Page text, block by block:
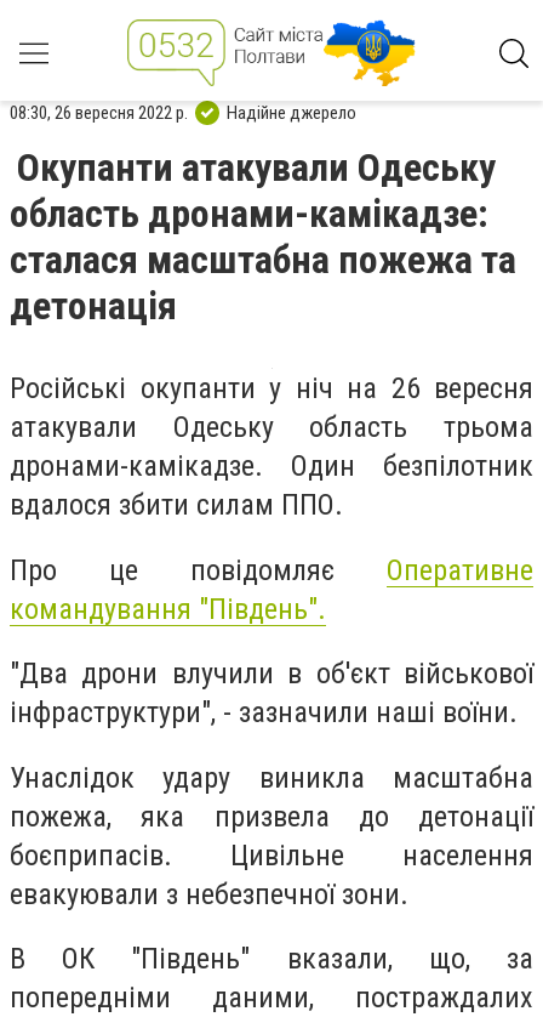
08:30, 26 вересня 2022 р. Надійне джерело
Окупанти атакували Одеську
область дронами-камікадзе:
сталася масштабна пожежа та
детонація
Російські окупанти у ніч на 26 вересня
атакували Одеську область трьома
дронами-камікадзе. Один безпілотник
вдалося збити силам ППО.
Про це повідомляє Оперативне
командування "Південь".
"Два дрони влучили в об'єкт військової
інфраструктури", - зазначили наші воїни.
Унаслідок удару виникла масштабна
пожежа, яка призвела до детонації
боєприпасів. Цивільне населення
евакуювали з небезпечної зони.
В ОК "Південь" вказали, що, за
попередніми даними, постраждалих